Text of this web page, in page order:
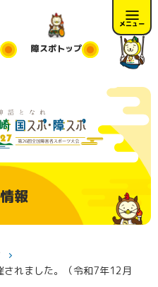
メニュー
障スポトップ
報
されました。（令和7年12月